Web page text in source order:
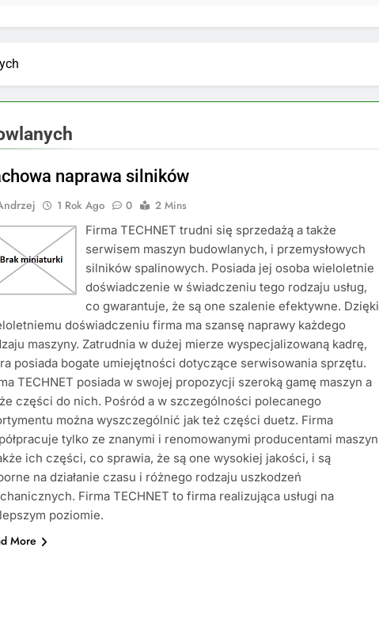
naprawa silników
1 Rok Ago 0
2 Mins
Firma TECHNET trudni się sprzedażą a także
serwisem maszyn budowlanych, i przemysłowych
silników spalinowych. Posiada jej osoba wieloletnie
doświadczenie w świadczeniu tego rodzaju usług,
co gwarantuje, że są one szalenie efektywne. Dzięki
doświadczeniu firma ma szansę naprawy każdego
maszyny. Zatrudnia w dużej mierze wyspecjalizowaną kadrę,
posiada bogate umiejętności dotyczące serwisowania sprzętu.
TECHNET posiada w swojej propozycji szeroką gamę maszyn a
części do nich. Pośród a w szczególności polecanego
można wyszczególnić jak też części duetz. Firma
tylko ze znanymi i renomowanymi producentami maszyn
ich części, co sprawia, że są one wysokiej jakości, i są
na działanie czasu i różnego rodzaju uszkodzeń
Firma TECHNET to firma realizująca usługi na
poziomie.
More